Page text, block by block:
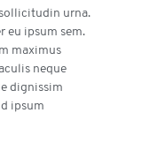
urna.
eu ipsum sem.
maximus
neque
dignissim
ipsum